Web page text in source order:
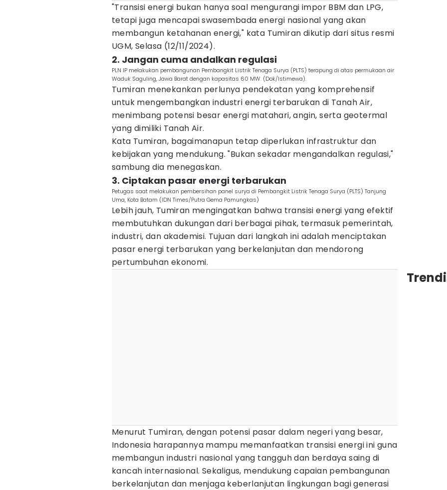
"Transisi energi bukan hanya soal mengurangi impor BBM dan LPG,
tetapi juga mencapai swasembada energi nasional yang akan
membangun ketahanan energi," kata Tumiran dikutip dari situs resmi
UGM, Selasa (12/11/2024).
2. Jangan cuma andalkan regulasi
PLN IP melakukan pembangunan Pembangkit Listrik Tenaga Surya (PLTS) terapung di atas permukaan air
Waduk Saguling, Jawa Barat dengan kapasitas 60 MW. (Dok/Istimewa).
Tumiran menekankan perlunya pendekatan yang komprehensif
untuk mengembangkan industri energi terbarukan di Tanah Air,
menimbang potensi besar energi matahari, angin, serta geotermal
yang dimiliki Tanah Air.
Kata Tumiran, bagaimanapun tetap diperlukan infrastruktur dan
kebijakan yang mendukung. "Bukan sekadar mengandalkan regulasi,"
sambung dia menegaskan.
3. Ciptakan pasar energi terbarukan
Petugas saat melakukan pembersihan panel surya di Pembangkit Listrik Tenaga Surya (PLTS) Tanjung
Uma, Kota Batam (IDN Times/Putra Gema Pamungkas)
Lebih jauh, Tumiran mengingatkan bahwa transisi energi yang efektif
membutuhkan dukungan dari berbagai pihak, termasuk pemerintah,
industri, dan akademisi. Tujuan dari langkah ini adalah menciptakan
pasar energi terbarukan yang berkelanjutan dan mendorong
pertumbuhan ekonomi.
Menurut Tumiran, dengan potensi pasar dalam negeri yang besar,
Indonesia harapannya mampu memanfaatkan transisi energi ini guna
membangun industri nasional yang tangguh dan berdaya saing di
kancah internasional. Sekaligus, mendukung capaian pembangunan
berkelanjutan dan menjaga keberlanjutan lingkungan bagi generasi